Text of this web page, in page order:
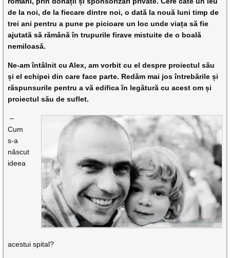
de la noi, de la fiecare dintre noi, o dată la nouă luni timp de
trei ani pentru a pune pe picioare un loc unde viața să fie
ajutată să rămână în trupurile firave mistuite de o boală
nemiloasă.
Ne-am întâlnit cu Alex, am vorbit cu el despre proiectul său
și el echipei din care face parte. Redăm mai jos întrebările și
răspunsurile pentru a vă edifica în legătură cu acest om și
proiectul său de suflet.
–
Cum
s-a
născut
ideea
acestui spital?